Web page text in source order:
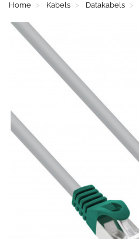
Home Kabels Datakabels